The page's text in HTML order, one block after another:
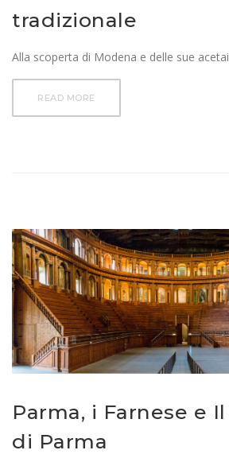
tradizionale
Alla scoperta di Modena e delle sue
READ MORE
Parma, i Farnese e
di Parma